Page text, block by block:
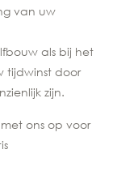
van uw
als bij het
tijdwinst door
zijn.
ons op voor